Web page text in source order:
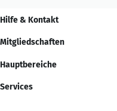
Hilfe & Kontakt
Mitgliedschaften
Hauptbereiche
Services